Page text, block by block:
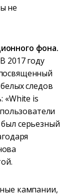
не
фона.
2017 году
следов
«White is
серьезный
кампании,